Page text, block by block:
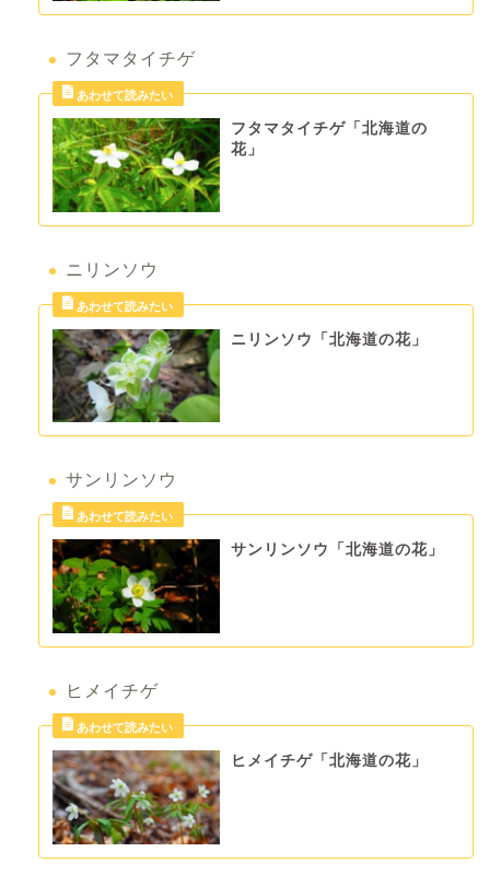
フタマタイチゲ
フタマタイチゲ「北海道の
花」
ニリンソウ
ニリンソウ「北海道の花」
サンリンソウ
サンリンソウ「北海道の花」
ヒメイチゲ
ヒメイチゲ「北海道の花」